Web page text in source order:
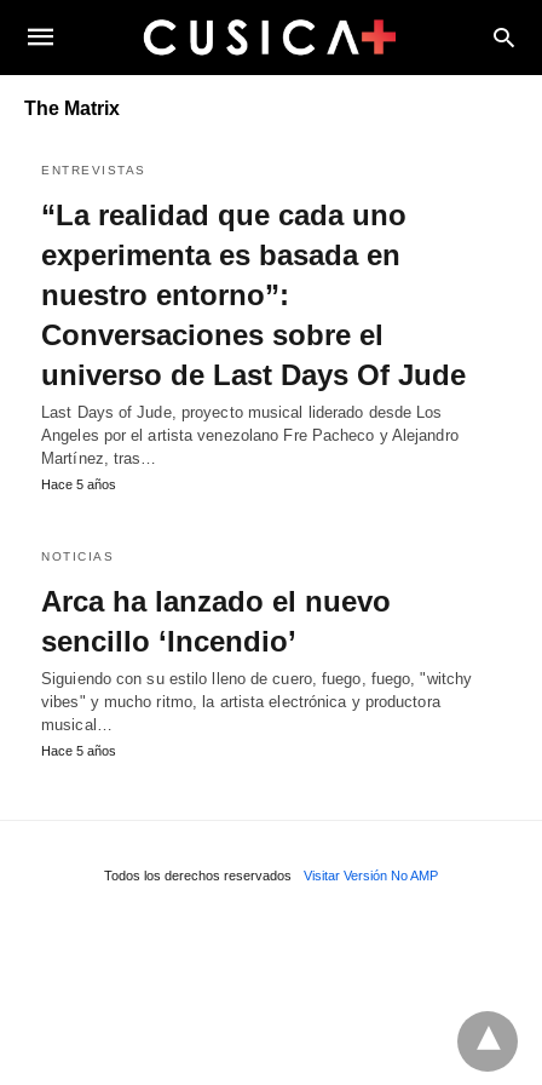
The Matrix
ENTREVISTAS
“La realidad que cada uno
experimenta es basada en
nuestro entorno”:
Conversaciones sobre el
universo de Last Days Of Jude
Last Days of Jude, proyecto musical liderado desde Los
Angeles por el artista venezolano Fre Pacheco y Alejandro
Martínez, tras…
Hace 5 años
NOTICIAS
Arca ha lanzado el nuevo
sencillo ‘Incendio’
Siguiendo con su estilo lleno de cuero, fuego, fuego, "witchy
vibes" y mucho ritmo, la artista electrónica y productora
musical…
Hace 5 años
Todos los derechos reservados Visitar Versión No AMP